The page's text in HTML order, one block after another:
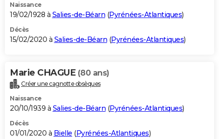
Naissance
19/02/1928 à Salies-de-Béarn (Pyrénées-Atlantiques)
Décès
15/02/2020 à Salies-de-Béarn (Pyrénées-Atlantiques)
Marie CHAGUE (80 ans)
Créer une cagnotte obsèques
Naissance
20/10/1939 à Salies-de-Béarn (Pyrénées-Atlantiques)
Décès
01/01/2020 à Bielle (Pyrénées-Atlantiques)